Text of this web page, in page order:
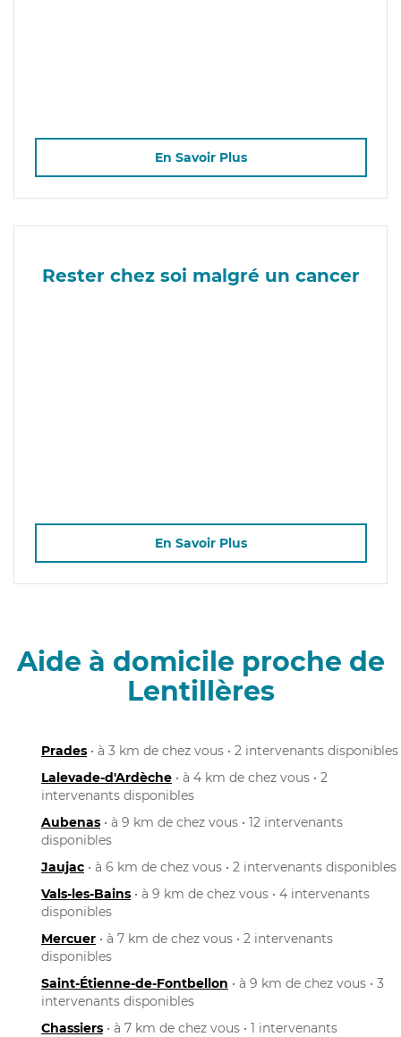
En Savoir Plus
Rester chez soi malgré un cancer
En Savoir Plus
Aide à domicile proche de
Lentillères
Prades • à 3 km de chez vous • 2 intervenants disponibles
Lalevade-d'Ardèche • à 4 km de chez vous • 2
intervenants disponibles
Aubenas • à 9 km de chez vous • 12 intervenants
disponibles
Jaujac • à 6 km de chez vous • 2 intervenants disponibles
Vals-les-Bains • à 9 km de chez vous • 4 intervenants
disponibles
Mercuer • à 7 km de chez vous • 2 intervenants
disponibles
Saint-Étienne-de-Fontbellon • à 9 km de chez vous • 3
intervenants disponibles
Chassiers • à 7 km de chez vous • 1 intervenants